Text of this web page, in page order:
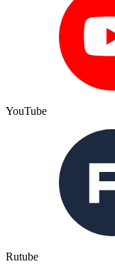
YouTube
Rutube